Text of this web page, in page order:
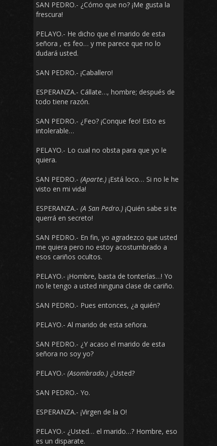
SAN PEDRO.- ¿Cómo que no? ¡Me gusta la
frescura!
PELAYO.- He dicho que el marido de esta
señora , es feo… y me parece que no lo
dudará usted.
SAN PEDRO.- ¡Caballero!
ESPERANZA.- Cállate…, hombre; después de
todo tiene razón.
SAN PEDRO.- ¿Feo? ¡Conque feo! Esto es
intolerable…
PELAYO.- Lo cual no obsta para que yo le
quiera.
SAN PEDRO.- (Aparte.) ¡Está loco… Si no le he
visto en mi vida!
ESPERANZA.- (A San Pedro.) ¡Quién sabe si te
querrá en secreto!
SAN PEDRO.- En fin, yo agradezco que usted
me quiera pero no estoy acostumbrado a
esos cariños ocultos.
PELAYO.- ¡Hombre, basta de tonterías…! Yo
no le tengo a usted ninguna clase de cariño.
SAN PEDRO.- Pues entonces, ¿a quién?
PELAYO.- Al marido de esta señora.
SAN PEDRO.- ¿Y acaso el marido de esta
señora no soy yo?
PELAYO.- (Asombrado.) ¿Usted?
SAN PEDRO.- Yo.
ESPERANZA.- ¡Virgen de la O!
PELAYO.- ¿Usted… el marido…? Hombre, eso
es un disparate.